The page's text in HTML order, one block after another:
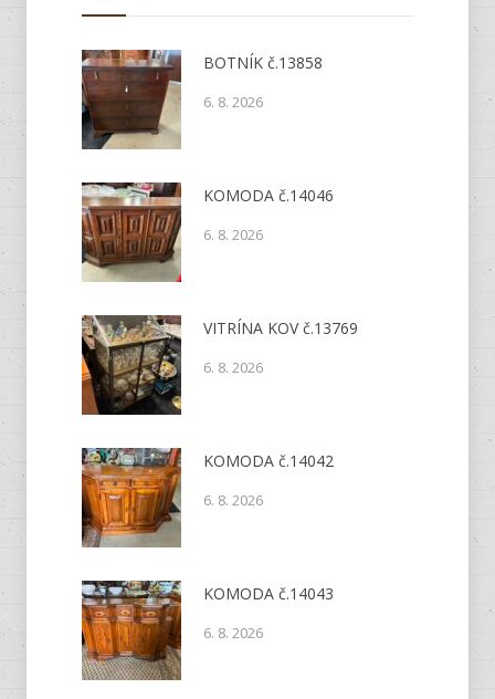
BOTNÍK č.13858
6. 8. 2026
KOMODA č.14046
6. 8. 2026
VITRÍNA KOV č.13769
6. 8. 2026
KOMODA č.14042
6. 8. 2026
KOMODA č.14043
6. 8. 2026